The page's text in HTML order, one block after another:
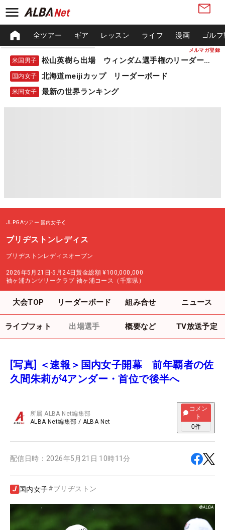
メルマガ登録
全ツアー ギア レッスン ライフ 漫画 ゴル
米国男子 松山英樹ら出場 ウィンダム選手権のリーダーボード
国内女子 北海道meijiカップ リーダーボード
米国女子 最新の世界ランキング
JLPGAツアー 国内女子
ブリヂストンレディス
ブリヂストンレディスオープン
2026年5月21日-5月24日賞金総額 ¥100,000,000
袖ヶ浦カンツリークラブ 袖ヶ浦コース（千葉県）
大会TOP リーダーボード 組み合せ ニュース
ライブフォト 出場選手 概要など TV放送予定
[写真] ＜速報＞国内女子開幕 前年覇者の佐
久間朱莉が4アンダー・首位で後半へ
所属ALBA Net編集部
ALBA Net編集部 / ALBA Net
コメン
ト
0件
配信日時： 2026年5月21日 10時11分
国内女子#ブリヂストン